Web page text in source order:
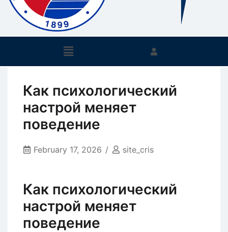
Как психологический
настрой меняет
поведение
February 17, 2026 site_cris
Как психологический
настрой меняет
поведение